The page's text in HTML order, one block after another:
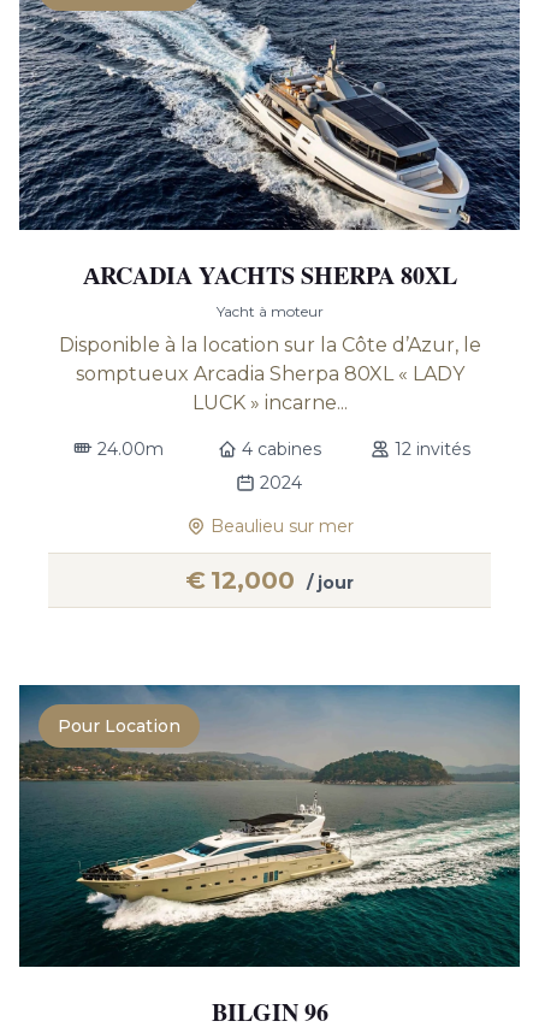
АRCADIA YACHTS SHERPA 80XL
Yacht à moteur
Disponible à la location sur la Côte d’Azur, le
somptueux Arcadia Sherpa 80XL « LADY
LUCK » incarne...
24.00m 4 cabines
12 invités
2024
Beaulieu sur mer
€ 12,000 / jour
Pour Location
BILGIN 96